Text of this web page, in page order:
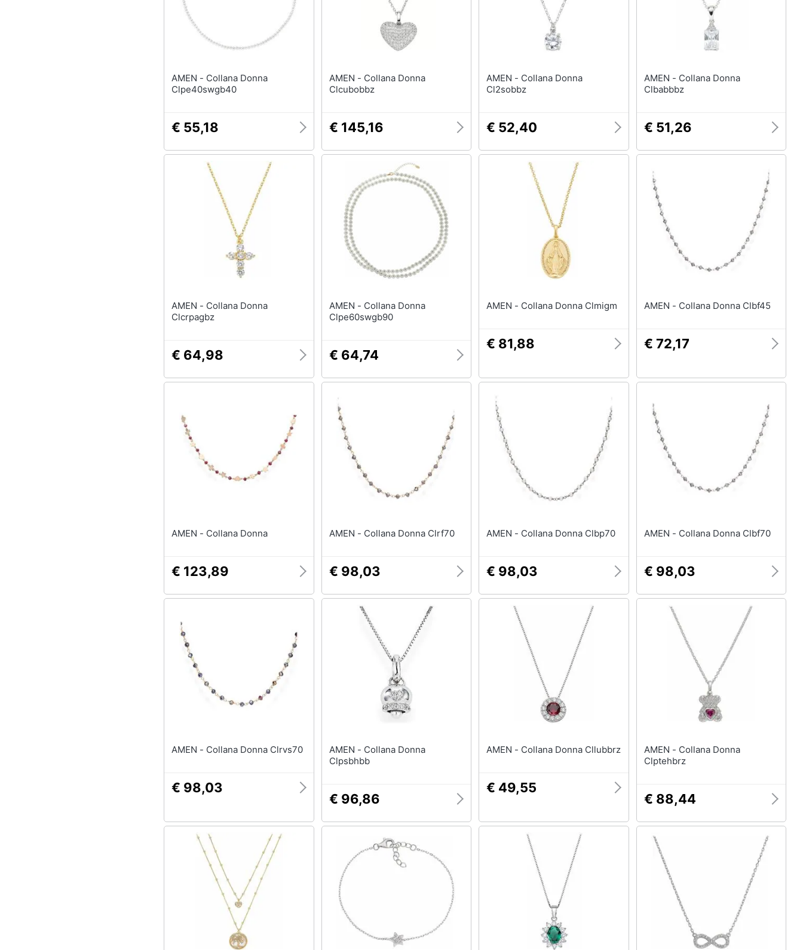
AMEN - Collana Donna
Clpe40swgb40
€ 55,18
AMEN - Collana Donna
Clcubobbz
€ 145,16
AMEN - Collana Donna
Cl2sobbz
€ 52,40
AMEN - Collana Donna
Clbabbbz
€ 51,26
AMEN - Collana Donna
Clcrpagbz
€ 64,98
AMEN - Collana Donna
Clpe60swgb90
€ 64,74
AMEN - Collana Donna Clmigm
€ 81,88
AMEN - Collana Donna Clbf45
€ 72,17
AMEN - Collana Donna
€ 123,89
AMEN - Collana Donna Clrf70
€ 98,03
AMEN - Collana Donna Clbp70
€ 98,03
AMEN - Collana Donna Clbf70
€ 98,03
AMEN - Collana Donna Clrvs70
€ 98,03
AMEN - Collana Donna
Clpsbhbb
€ 96,86
AMEN - Collana Donna Cllubbrz
€ 49,55
AMEN - Collana Donna
Clptehbrz
€ 88,44